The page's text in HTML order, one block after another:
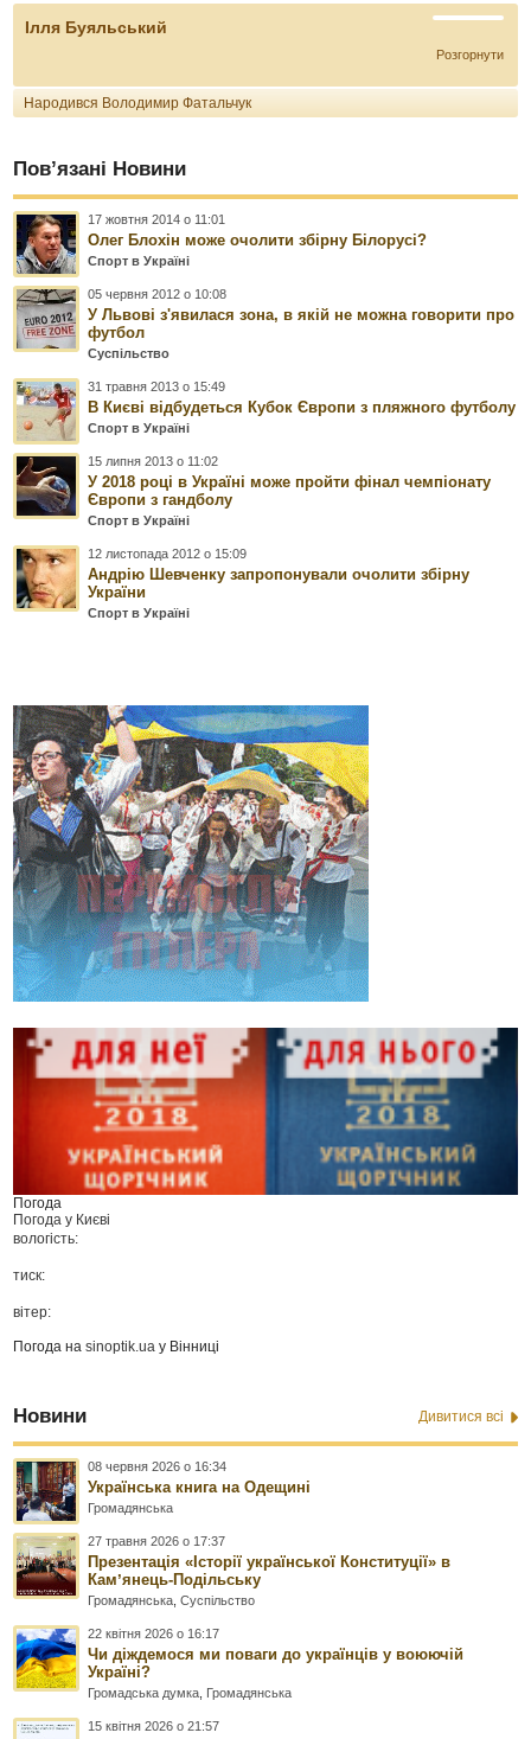
Ілля Буяльський
Розгорнути
Народився Володимир Фатальчук
Пов’язані Новини
17 жовтня 2014 о 11:01
Олег Блохін може очолити збірну Білорусі?
Спорт в Україні
05 червня 2012 о 10:08
У Львові з'явилася зона, в якій не можна говорити про
футбол
Суспільство
31 травня 2013 о 15:49
В Києві відбудеться Кубок Європи з пляжного футболу
Спорт в Україні
15 липня 2013 о 11:02
У 2018 році в Україні може пройти фінал чемпіонату
Європи з гандболу
Спорт в Україні
12 листопада 2012 о 15:09
Андрію Шевченку запропонували очолити збірну
України
Спорт в Україні
Погода
Погода у Києві
вологість:
тиск:
вітер:
Погода наsinoptik.ua у Вінниці
Новини Дивитися всі
08 червня 2026 о 16:34
Українська книга на Одещині
Громадянська
27 травня 2026 о 17:37
Презентація «Історії української Конституції» в
Камʼянець-Подільську
Громадянська ,Суспільство
22 квітня 2026 о 16:17
Чи діждемося ми поваги до українців у воюючій
Україні?
Громадська думка Громадянська
15 квітня 2026 о 21:57